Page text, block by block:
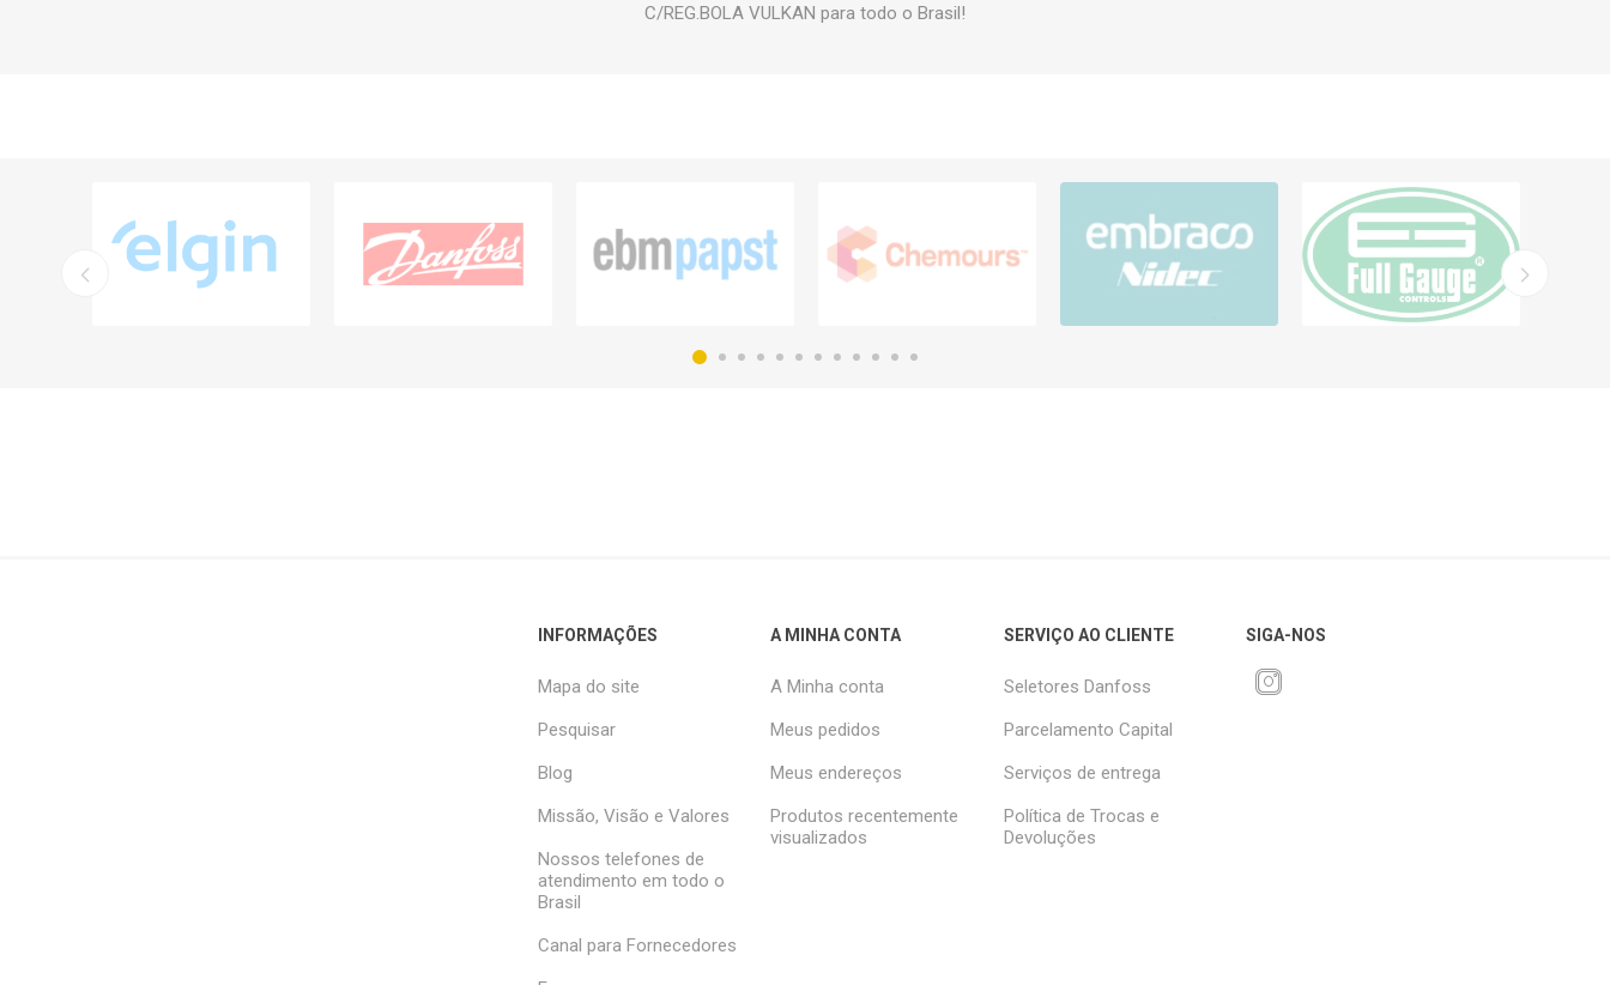
C/REG.BOLA VULKAN para todo o Brasil!
INFORMAÇÕES
Mapa do site
Pesquisar
Blog
Missão, Visão e Valores
Nossos telefones de
atendimento em todo o
Brasil
Canal para Fornecedores
A MINHA CONTA
A Minha conta
Meus pedidos
Meus endereços
Produtos recentemente
visualizados
SERVIÇO AO CLIENTE
Seletores Danfoss
Parcelamento Capital
Serviços de entrega
Política de Trocas e
Devoluções
SIGA-NOS